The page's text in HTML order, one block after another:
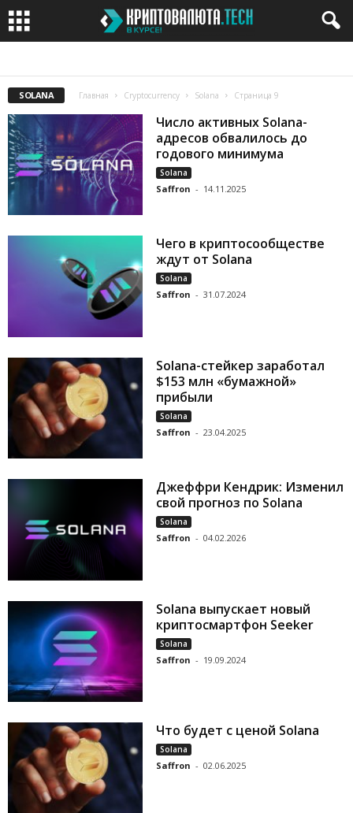
SOLANA Главная Cryptocurrency Solana Страница 9
Число активных Solana-
адресов обвалилось до
годового минимума
Solana
Saffron - 14.11.2025
Чего в криптосообществе
ждут от Solana
Solana
Saffron - 31.07.2024
Solana-стейкер заработал
$153 млн «бумажной»
прибыли
Solana
Saffron - 23.04.2025
Джеффри Кендрик: Изменил
свой прогноз по Solana
Solana
Saffron - 04.02.2026
Solana выпускает новый
криптосмартфон Seeker
Solana
Saffron - 19.09.2024
Что будет с ценой Solana
Solana
Saffron - 02.06.2025